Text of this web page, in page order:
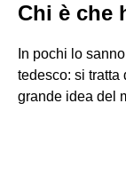
Chi è che
In pochi lo
tedesco: si tratta
grande idea del